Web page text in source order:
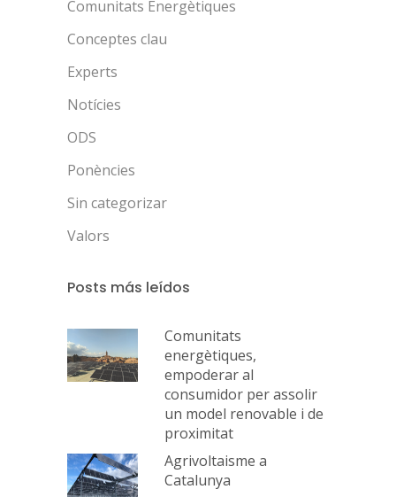
Comunitats Energètiques
Conceptes clau
Experts
Notícies
ODS
Ponències
Sin categorizar
Valors
Posts más leídos
Comunitats
energètiques,
empoderar al
consumidor per assolir
un model renovable i de
proximitat
Agrivoltaisme a
Catalunya